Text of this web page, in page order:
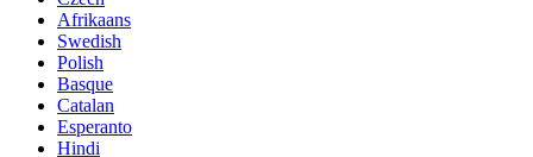
Afrikaans
Swedish
Polish
Basque
Catalan
Esperanto
Hindi